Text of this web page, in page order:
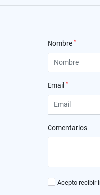
Nombre *
Email *
Comentarios
Acepto recibir